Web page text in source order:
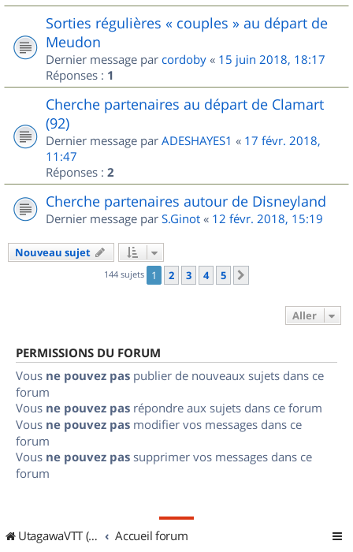
Sorties régulières « couples » au départ de
Meudon
Dernier message par cordoby « 15 juin 2018, 18:17
Réponses : 1
Cherche partenaires au départ de Clamart
(92)
Dernier message par ADESHAYES1 « 17 févr. 2018,
11:47
Réponses : 2
Cherche partenaires autour de Disneyland
Dernier message par S.Ginot « 12 févr. 2018, 15:19
Nouveau sujet
144 sujets 1 2 3 4 5
Aller
PERMISSIONS DU FORUM
Vous ne pouvez pas publier de nouveaux sujets dans ce
forum
Vous ne pouvez pas répondre aux sujets dans ce forum
Vous ne pouvez pas modifier vos messages dans ce
forum
Vous ne pouvez pas supprimer vos messages dans ce
forum
UtagawaVTT (Randos VTT et VTTAE avec traces GPS) Accueil forum